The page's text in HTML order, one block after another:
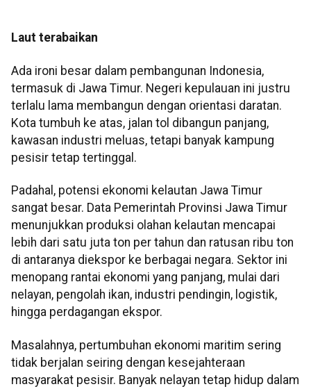
Laut terabaikan
Ada ironi besar dalam pembangunan Indonesia,
termasuk di Jawa Timur. Negeri kepulauan ini justru
terlalu lama membangun dengan orientasi daratan.
Kota tumbuh ke atas, jalan tol dibangun panjang,
kawasan industri meluas, tetapi banyak kampung
pesisir tetap tertinggal.
Padahal, potensi ekonomi kelautan Jawa Timur
sangat besar. Data Pemerintah Provinsi Jawa Timur
menunjukkan produksi olahan kelautan mencapai
lebih dari satu juta ton per tahun dan ratusan ribu ton
di antaranya diekspor ke berbagai negara. Sektor ini
menopang rantai ekonomi yang panjang, mulai dari
nelayan, pengolah ikan, industri pendingin, logistik,
hingga perdagangan ekspor.
Masalahnya, pertumbuhan ekonomi maritim sering
tidak berjalan seiring dengan kesejahteraan
masyarakat pesisir. Banyak nelayan tetap hidup dalam